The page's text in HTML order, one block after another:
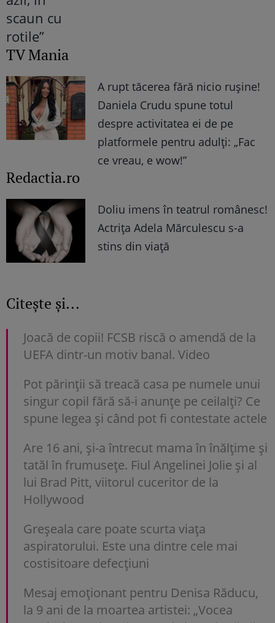
TV Mania
A rupt tăcerea fără nicio rușine!
Daniela Crudu spune totul
despre activitatea ei de pe
platformele pentru adulți: „Fac
ce vreau, e wow!”
Redactia.ro
Doliu imens în teatrul românesc!
Actrița Adela Mărculescu s-a
stins din viață
Citește și...
Joacă de copii! FCSB riscă o amendă de la
UEFA dintr-un motiv banal. Video
Pot părinții să treacă casa pe numele unui
singur copil fără să-i anunțe pe ceilalți? Ce
spune legea și când pot fi contestate actele
Are 16 ani, și-a întrecut mama în înălțime și
tatăl în frumusețe. Fiul Angelinei Jolie și al
lui Brad Pitt, viitorul cuceritor de la
Hollywood
Greșeala care poate scurta viața
aspiratorului. Este una dintre cele mai
costisitoare defecțiuni
Mesaj emoționant pentru Denisa Răducu,
la 9 ani de la moartea artistei: „Vocea